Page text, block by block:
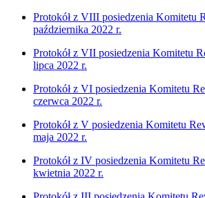
Protokół z VIII posiedzenia Komitetu
października 2022 r.
Protokół z VII posiedzenia Komitetu
lipca 2022 r.
Protokół z VI posiedzenia Komitetu
czerwca 2022 r.
Protokół z V posiedzenia Komitetu
maja 2022 r.
Protokół z IV posiedzenia Komitetu
kwietnia 2022 r.